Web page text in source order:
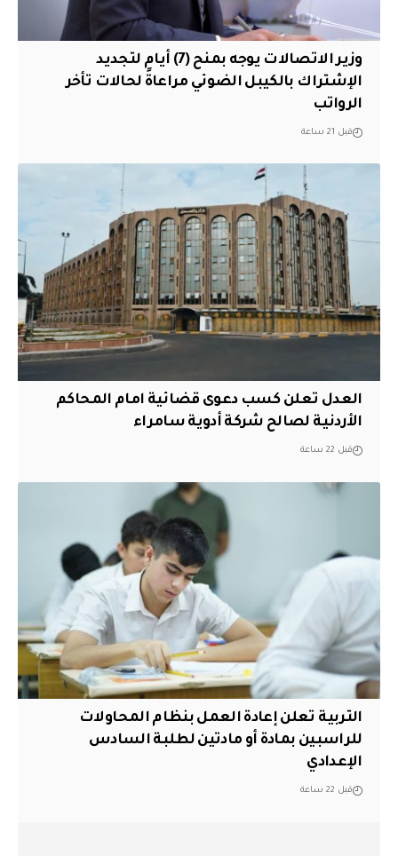
وزير الاتصالات يوجه بمنح (7) أيام لتجديد
الإشتراك بالكيبل الضوئي مراعاةً لحالات تأخر
الرواتب
قبل 21 ساعة
العدل تعلن كسب دعوى قضائية امام المحاكم
الأردنية لصالح شركة أدوية سامراء
قبل 22 ساعة
التربية تعلن إعادة العمل بنظام المحاولات
للراسبين بمادة أو مادتين لطلبة السادس
الإعدادي
قبل 22 ساعة